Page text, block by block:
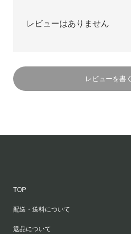
レビューはありません
レビューを書く
TOP
配送・送料について
返品について